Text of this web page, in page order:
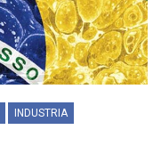
INDUSTRIA